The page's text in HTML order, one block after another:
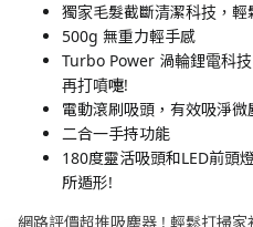
獨家毛髮截斷清潔科技，
500g 無重力輕手感
Turbo Power 渦輪鋰電科
再打噴嚏!
電動滾刷吸頭，有效吸淨
二合一手持功能
180度靈活吸頭和LED前頭
所遁形!
網路評價超推吸塵器 ! 輕鬆打掃家